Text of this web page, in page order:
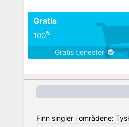
Gratis
100%
Gratis tjenester
Finn singler i områdene: